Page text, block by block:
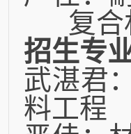
复
招生专
武湛君
料工程